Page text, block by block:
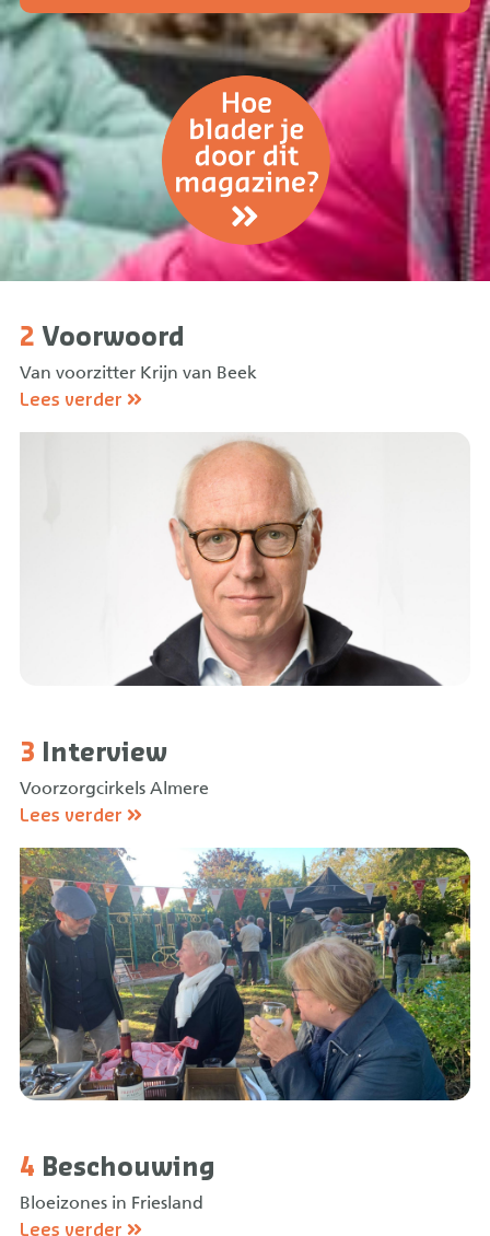
2 Voorwoord
Van voorzitter Krijn van Beek
Lees verder
3 Interview
Voorzorgcirkels Almere
Lees verder
4 Beschouwing
Bloeizones in Friesland
Lees verder